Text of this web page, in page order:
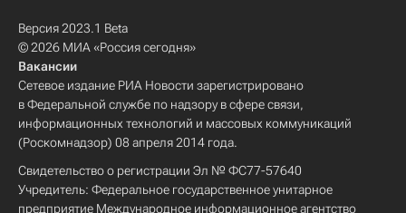
Версия 2023.1 Beta
© 2026 МИА «Россия сегодня»
Вакансии
Сетевое издание РИА Новости зарегистрировано
в Федеральной службе по надзору в сфере связи,
информационных технологий и массовых коммуникаций
(Роскомнадзор) 08 апреля 2014 года.
Свидетельство о регистрации Эл № ФС77-57640
Учредитель: Федеральное государственное унитарное
предприятие Международное информационное агентство